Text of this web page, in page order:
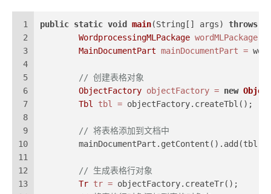
1
2
3
4
5
6
7
8
9
10
11
12
13
public static void main(String[] args) throws
WordprocessingMLPackage wordMLPackage
MainDocumentPart mainDocumentPart =
// 创建表格对象
ObjectFactory objectFactory = new
Tbl
tbl = objectFactory.createTbl();
// 将表格添加到文档中
        mainDocumentPart.getContent().add(tbl);
// 生成表格行对象
Tr tr = objectFactory.createTr();